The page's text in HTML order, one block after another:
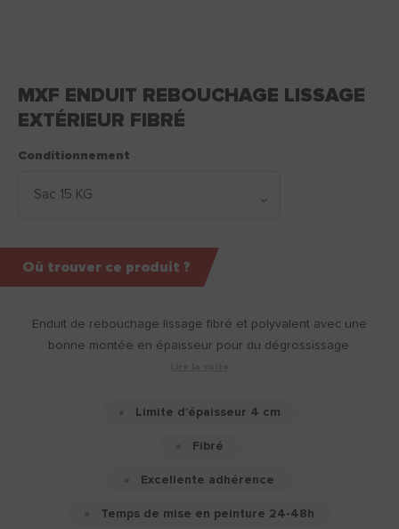
MXF ENDUIT REBOUCHAGE LISSAGE
EXTÉRIEUR FIBRÉ
Enduit de rebouchage lissage fibré​ et polyvalent avec une
bonne montée en épaisseur pour du dégrossissage.
Conditionnement
Limite d’épaisseur 4 cm
Fibré
Excellente adhérence
Temps de mise en peinture 24-48h
Où trouver ce produit ?